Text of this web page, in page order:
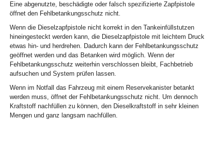
Eine abgenutzte, beschädigte oder falsch spezifizierte Zapfpistole
öffnet den Fehlbetankungsschutz nicht.
Wenn die Dieselzapfpistole nicht korrekt in den Tankeinfüllstutzen
hineingesteckt werden kann, die Dieselzapfpistole mit leichtem Druck
etwas hin- und herdrehen. Dadurch kann der Fehlbetankungsschutz
geöffnet werden und das Betanken wird möglich. Wenn der
Fehlbetankungsschutz weiterhin verschlossen bleibt, Fachbetrieb
aufsuchen und System prüfen lassen.
Wenn im Notfall das Fahrzeug mit einem Reservekanister betankt
werden muss, öffnet der Fehlbetankungsschutz nicht. Um dennoch
Kraftstoff nachfüllen zu können, den Dieselkraftstoff in sehr kleinen
Mengen und ganz langsam nachfüllen.